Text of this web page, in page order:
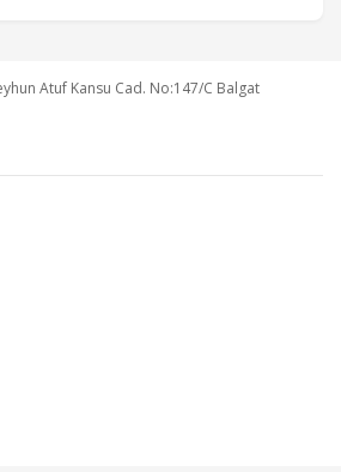
Atuf Kansu Cad. No:147/C Balgat